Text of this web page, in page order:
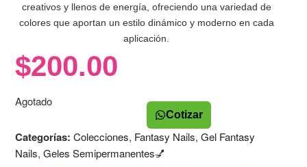
creativos y llenos de energía, ofreciendo una variedad de
colores que aportan un estilo dinámico y moderno en cada
aplicación.
$200.00
Agotado
Cotizar
Categorías: Colecciones, Fantasy Nails,Gel Fantasy
Nails,Geles Semipermanentes💅